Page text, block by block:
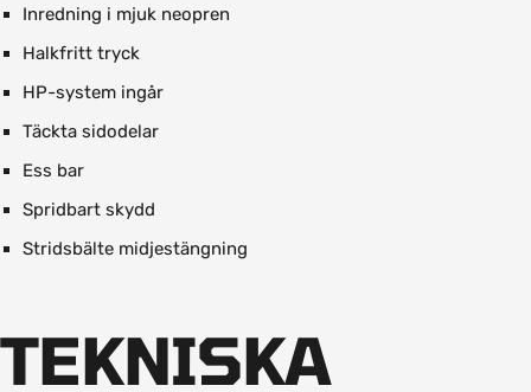
Inredning i mjuk neopren
Halkfritt tryck
HP-system ingår
Täckta sidodelar
Ess bar
Spridbart skydd
Stridsbälte midjestängning
TEKNISKA